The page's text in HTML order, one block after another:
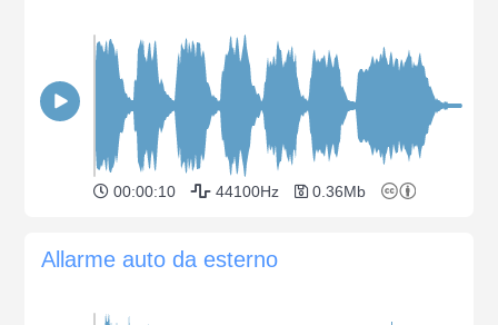
00:00:10 44100Hz 0.36Mb
Allarme auto da esterno